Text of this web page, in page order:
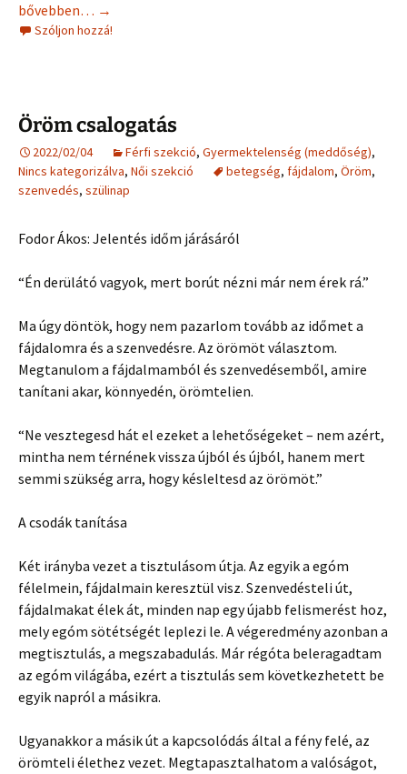
Vetélés láthatatlan sebeinek gyógyítása
bővebben… →
Szóljon hozzá!
Öröm csalogatás
2022/02/04 Férfi szekció, Gyermektelenség (meddőség),
Nincs kategorizálva, Női szekció betegség, fájdalom, Öröm,
szenvedés, szülinap
Fodor Ákos: Jelentés időm járásáról
“Én derülátó vagyok, mert borút nézni már nem érek rá.”
Ma úgy döntök, hogy nem pazarlom tovább az időmet a
fájdalomra és a szenvedésre. Az örömöt választom.
Megtanulom a fájdalmamból és szenvedésemből, amire
tanítani akar, könnyedén, örömtelien.
“Ne vesztegesd hát el ezeket a lehetőségeket – nem azért,
mintha nem térnének vissza újból és újból, hanem mert
semmi szükség arra, hogy késleltesd az örömöt.”
A csodák tanítása
Két irányba vezet a tisztulásom útja. Az egyik a egóm
félelmein, fájdalmain keresztül visz. Szenvedésteli út,
fájdalmakat élek át, minden nap egy újabb felismerést hoz,
mely egóm sötétségét leplezi le. A végeredmény azonban a
megtisztulás, a megszabadulás. Már régóta beleragadtam
az egóm világába, ezért a tisztulás sem következhetett be
egyik napról a másikra.
Ugyanakkor a másik út a kapcsolódás által a fény felé, az
örömteli élethez vezet. Megtapasztalhatom a valóságot,